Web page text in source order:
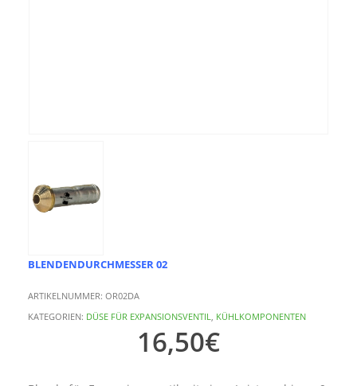
BLENDENDURCHMESSER 02
ARTIKELNUMMER: OR02DA
KATEGORIEN: DÜSE FÜR EXPANSIONSVENTIL, KÜHLKOMPONENTEN
16,50€